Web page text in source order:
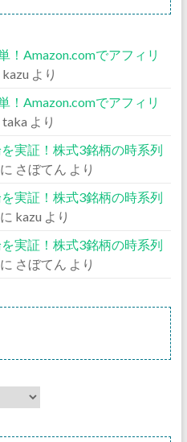
！Amazon.comでアフィリ
kazu より
！Amazon.comでアフィリ
taka より
実証！株式3銘柄の時系列
に さぼてん より
実証！株式3銘柄の時系列
に kazu より
実証！株式3銘柄の時系列
に さぼてん より